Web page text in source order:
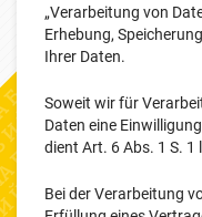
„Verarbeitung von
Erhebung,
Ihrer Daten.
Soweit wir für
Daten eine
dient Art. 6 Abs. 1 S. 1
Bei der Verarbeitung